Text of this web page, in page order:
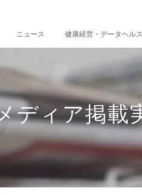
ニュース 健康経営・データヘル
ディア掲載